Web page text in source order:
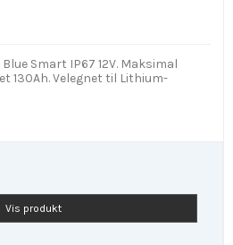
Smart IP67 12V. Maksimal
130Ah. Velegnet til Lithium-
Vis produkt